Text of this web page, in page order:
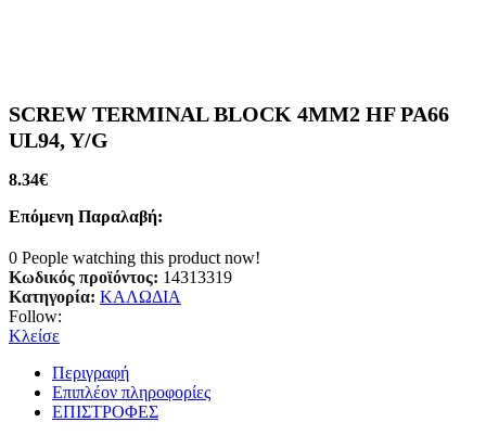
SCREW TERMINAL BLOCK 4MM2 HF PA66
UL94, Y/G
8.34€
Επόμενη Παραλαβή:
0 People watching this product now!
Κωδικός προϊόντος: 14313319
Κατηγορία: ΚΑΛΩΔΙΑ
Follow:
Κλείσε
Περιγραφή
Επιπλέον πληροφορίες
ΕΠΙΣΤΡΟΦΕΣ